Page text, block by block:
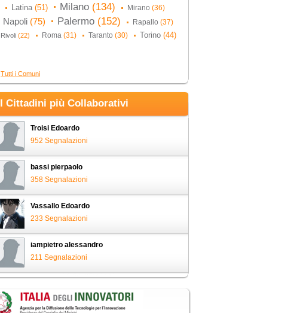
Latina (51) Milano (134) Mirano (36)
Napoli (75) Palermo (152) Rapallo (37)
Rivoli (22) Roma (31) Taranto (30) Torino (44)
Tutti i Comuni
I Cittadini più Collaborativi
Troisi Edoardo
952 Segnalazioni
bassi pierpaolo
358 Segnalazioni
Vassallo Edoardo
233 Segnalazioni
iampietro alessandro
211 Segnalazioni